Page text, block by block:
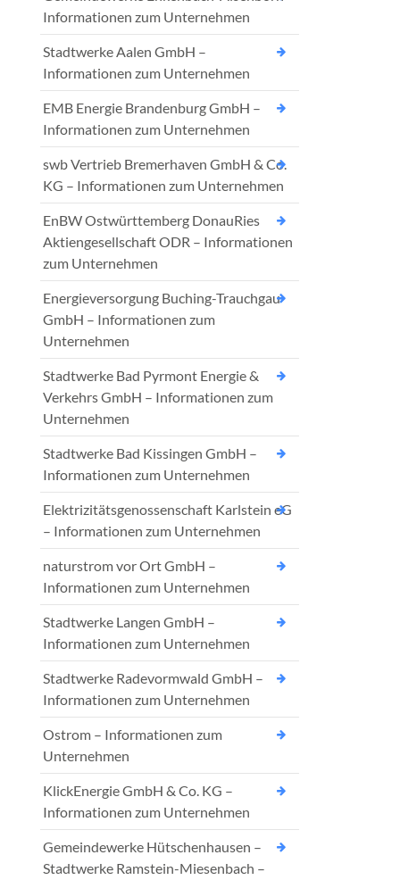
Informationen zum Unternehmen
Stadtwerke Aalen GmbH –
Informationen zum Unternehmen
EMB Energie Brandenburg GmbH –
Informationen zum Unternehmen
swb Vertrieb Bremerhaven GmbH & Co.
KG – Informationen zum Unternehmen
EnBW Ostwürttemberg DonauRies
Aktiengesellschaft ODR – Informationen
zum Unternehmen
Energieversorgung Buching-Trauchgau
GmbH – Informationen zum
Unternehmen
Stadtwerke Bad Pyrmont Energie &
Verkehrs GmbH – Informationen zum
Unternehmen
Stadtwerke Bad Kissingen GmbH –
Informationen zum Unternehmen
Elektrizitätsgenossenschaft Karlstein eG
– Informationen zum Unternehmen
naturstrom vor Ort GmbH –
Informationen zum Unternehmen
Stadtwerke Langen GmbH –
Informationen zum Unternehmen
Stadtwerke Radevormwald GmbH –
Informationen zum Unternehmen
Ostrom – Informationen zum
Unternehmen
KlickEnergie GmbH & Co. KG –
Informationen zum Unternehmen
Gemeindewerke Hütschenhausen –
Stadtwerke Ramstein-Miesenbach –